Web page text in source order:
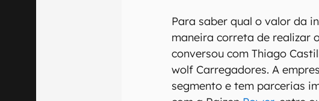
Para saber qual o valor da
maneira correta de realizar
conversou com Thiago
wolf Carregadores. A
segmento e tem parcerias